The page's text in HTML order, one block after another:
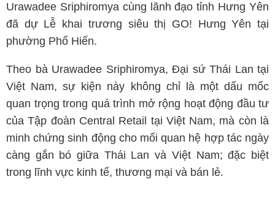
Urawadee Sriphiromya cùng lãnh đạo tỉnh Hưng Yên
đã dự Lễ khai trương siêu thị GO! Hưng Yên tại
phường Phố Hiến.
Theo bà Urawadee Sriphiromya, Đại sứ Thái Lan tại
Việt Nam, sự kiện này không chỉ là một dấu mốc
quan trọng trong quá trình mở rộng hoạt động đầu tư
của Tập đoàn Central Retail tại Việt Nam, mà còn là
minh chứng sinh động cho mối quan hệ hợp tác ngày
càng gắn bó giữa Thái Lan và Việt Nam; đặc biệt
trong lĩnh vực kinh tế, thương mại và bán lẻ.